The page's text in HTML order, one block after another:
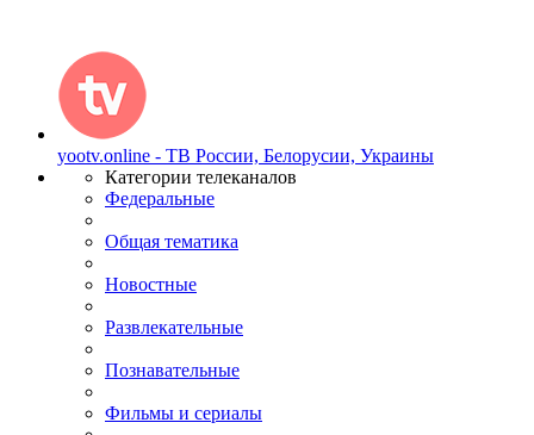
yootv.online - ТВ России, Белорусии, Украины
Категории телеканалов
Федеральные
Общая тематика
Новостные
Развлекательные
Познавательные
Фильмы и сериалы